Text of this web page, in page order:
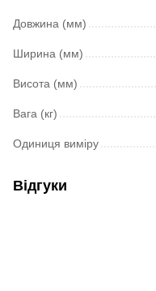
Довжина (мм)
Ширина (мм)
Висота (мм)
Вага (кг)
Одиниця виміру
Відгуки